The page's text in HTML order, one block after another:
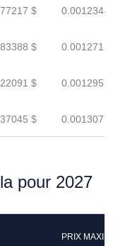
$
$
$
$
pour 2027
PRIX